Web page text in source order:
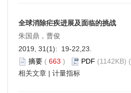
全球消除疟疾进展及面临的挑战
朱国鼎，曹俊
2019, 31(1): 19-22,23.
摘要 ( 663 ) PDF (1142KB) (
相关文章 | 计量指标